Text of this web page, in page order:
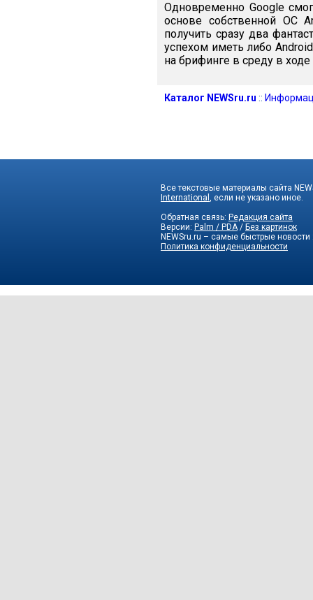
Одновременно Google
основе собственной ОС
получить сразу два
успехом иметь либо
на брифинге в среду в
Каталог NEWSru.ru ::
Все текстовые материалы сайта
International , если не указано иное.
Обратная связь: Редакция сайта
Версии: Palm / PDA/ Без картинок
NEWSru.ru – самые быстрые новости
Политика конфиденциальности